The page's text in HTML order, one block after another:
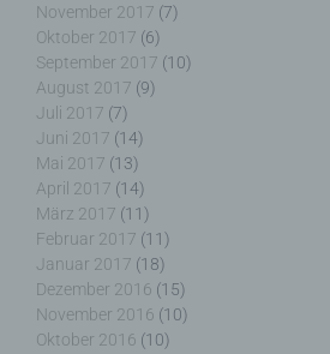
November 2017 (7)
Oktober 2017 (6)
September 2017 (10)
August 2017 (9)
Juli 2017 (7)
Juni 2017 (14)
Mai 2017 (13)
April 2017 (14)
März 2017 (11)
Februar 2017 (11)
Januar 2017 (18)
Dezember 2016 (15)
November 2016 (10)
Oktober 2016 (10)
h) Auftragsverarbeiter
Auftragsverarbeiter ist eine
juristische Person, Behörde,
andere Stelle, die
Auftrag des Verantwortlichen
i) Empfänger